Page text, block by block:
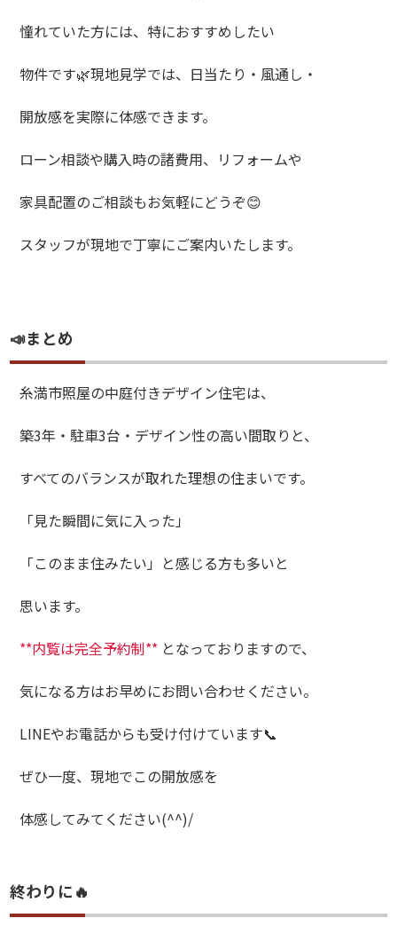
憧れていた方には、特におすすめしたい
物件です🌿現地見学では、日当たり・風通し・
開放感を実際に体感できます。
ローン相談や購入時の諸費用、リフォームや
家具配置のご相談もお気軽にどうぞ😊
スタッフが現地で丁寧にご案内いたします。
📣まとめ
糸満市照屋の中庭付きデザイン住宅は、
築3年・駐車3台・デザイン性の高い間取りと、
すべてのバランスが取れた理想の住まいです。
「見た瞬間に気に入った」
「このまま住みたい」と感じる方も多いと
思います。
**内覧は完全予約制** となっておりますので、
気になる方はお早めにお問い合わせください。
LINEやお電話からも受け付けています📞
ぜひ一度、現地でこの開放感を
体感してみてください(^^)/
終わりに🔥